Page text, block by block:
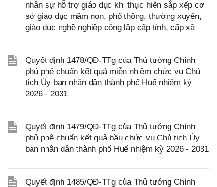
nhân sự hỗ trợ giáo dục khi thực hiện sắp xếp cơ
sở giáo dục mầm non, phổ thông, thường xuyên,
giáo dục nghề nghiệp công lập cấp tỉnh, cấp xã
Quyết định 1478/QĐ-TTg của Thủ tướng Chính
phủ phê chuẩn kết quả miễn nhiệm chức vụ Chủ
tịch Ủy ban nhân dân thành phố Huế nhiệm kỳ
2026 - 2031
Quyết định 1479/QĐ-TTg của Thủ tướng Chính
phủ phê chuẩn kết quả bầu chức vụ Chủ tịch Ủy
ban nhân dân thành phố Huế nhiệm kỳ 2026 - 2031
Quyết định 1485/QĐ-TTg của Thủ tướng Chính